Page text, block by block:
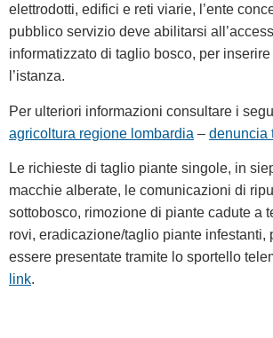
elettrodotti, edifici e reti viarie, l’ente
pubblico servizio deve abilitarsi
informatizzato di taglio bosco, per
l’istanza.
Per ulteriori informazioni consultare i
agricoltura regione lombardia – denuncia
Le richieste di taglio piante singole, in
macchie alberate, le comunicazioni di
sottobosco, rimozione di piante cadute a
rovi, eradicazione/taglio piante infestanti,
essere presentate tramite lo sportello
link.